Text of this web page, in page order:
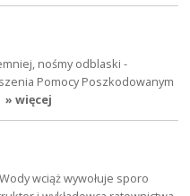
nośmy odblaski -
Pomocy Poszkodowanym
» więcej
wciąż wywołuje sporo